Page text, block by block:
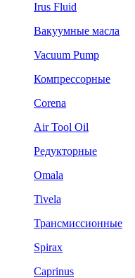
Irus Fluid
Вакуумные масла
Vacuum Pump
Компрессорные
Corena
Air Tool Oil
Редукторные
Omala
Tivela
Трансмиссионные
Spirax
Caprinus